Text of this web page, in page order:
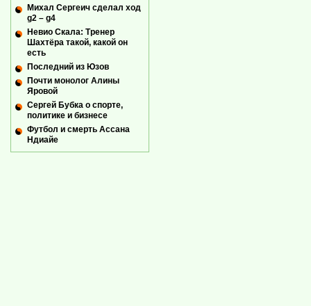
Михал Сергеич сделал ход
g2 – g4
Невио Скала: Тренер
Шахтёра такой, какой он
есть
Последний из Юзов
Почти монолог Алины
Яровой
Сергей Бубка о спорте,
политике и бизнесе
Футбол и смерть Ассана
Ндиайе